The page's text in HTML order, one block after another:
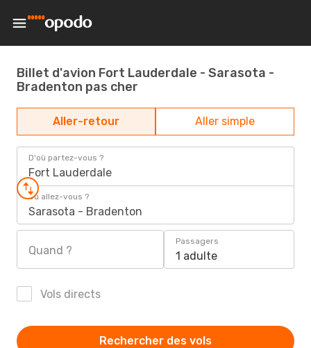
Billet d'avion Fort Lauderdale - Sarasota -
Bradenton pas cher
Aller-retour Aller simple
D'où partez-vous ?
Fort Lauderdale
Où allez-vous ?
Sarasota - Bradenton
Quand ?
Passagers
1 adulte
Vols directs
Rechercher des vols